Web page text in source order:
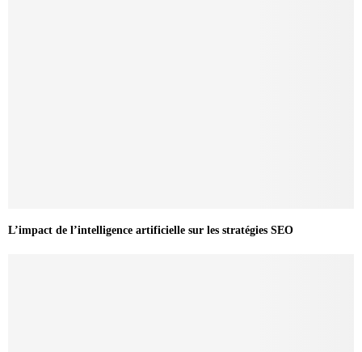
L’impact de l’intelligence artificielle sur les stratégies SEO